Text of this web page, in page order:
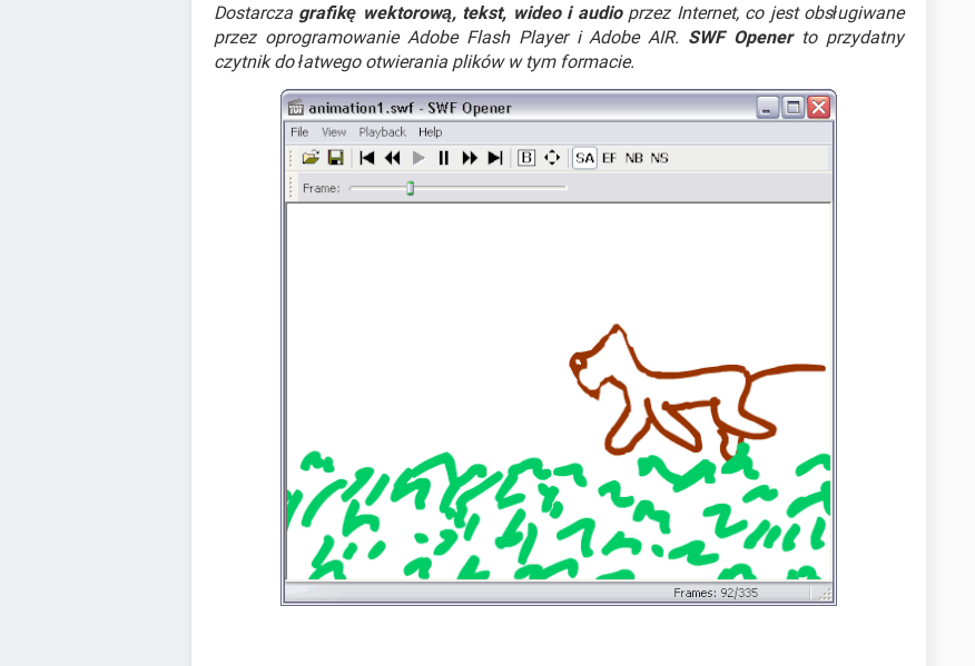
Dostarcza grafikę wektorową, tekst, wideo i audioprzez Internet, co jest obsługiwane
przez oprogramowanie Adobe Flash Player i Adobe AIR. SWF Openerto przydatny
czytnik do łatwego otwierania plików w tym formacie.